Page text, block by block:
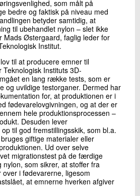
som målt på
bedre og faktisk på niveau med
betyder samtidig, at
til ubehandlet nylon – slet ikke
Mads Østergaard, faglig leder for
Institut.
til at producere emner til
Instituts 3D-
en lang række tests, som er
og uvildige testorganer. Dermed har
for, at produktionen er i
fødevarelovgivningen, og at der er
hele produktionsprocessen –
Desuden lever
til god fremstillingsskik, som bl.a.
giftige materialer eller
Ud over selve
migrationstest på de færdige
som sikrer, at stoffer fra
i fødevarerne, ligesom
at emnerne hverken afgiver